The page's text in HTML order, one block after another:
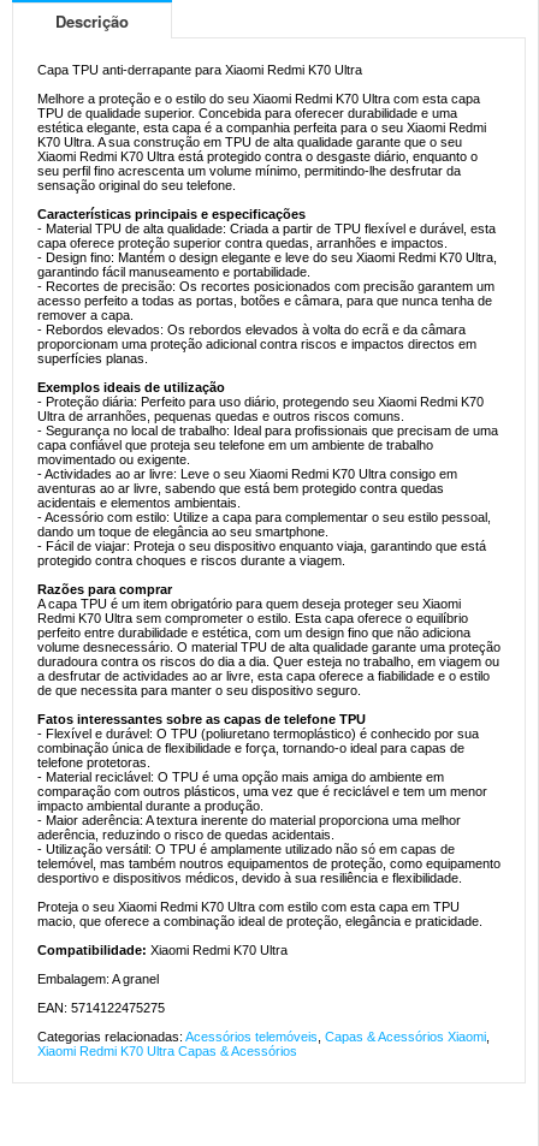
Descrição
Capa TPU anti-derrapante para Xiaomi Redmi K70 Ultra
Melhore a proteção e o estilo do seu Xiaomi Redmi K70 Ultra com esta capa
TPU de qualidade superior. Concebida para oferecer durabilidade e uma
estética elegante, esta capa é a companhia perfeita para o seu Xiaomi Redmi
K70 Ultra. A sua construção em TPU de alta qualidade garante que o seu
Xiaomi Redmi K70 Ultra está protegido contra o desgaste diário, enquanto o
seu perfil fino acrescenta um volume mínimo, permitindo-lhe desfrutar da
sensação original do seu telefone.
Características principais e especificações
- Material TPU de alta qualidade: Criada a partir de TPU flexível e durável, esta
capa oferece proteção superior contra quedas, arranhões e impactos.
- Design fino: Mantém o design elegante e leve do seu Xiaomi Redmi K70 Ultra,
garantindo fácil manuseamento e portabilidade.
- Recortes de precisão: Os recortes posicionados com precisão garantem um
acesso perfeito a todas as portas, botões e câmara, para que nunca tenha de
remover a capa.
- Rebordos elevados: Os rebordos elevados à volta do ecrã e da câmara
proporcionam uma proteção adicional contra riscos e impactos directos em
superfícies planas.
Exemplos ideais de utilização
- Proteção diária: Perfeito para uso diário, protegendo seu Xiaomi Redmi K70
Ultra de arranhões, pequenas quedas e outros riscos comuns.
- Segurança no local de trabalho: Ideal para profissionais que precisam de uma
capa confiável que proteja seu telefone em um ambiente de trabalho
movimentado ou exigente.
- Actividades ao ar livre: Leve o seu Xiaomi Redmi K70 Ultra consigo em
aventuras ao ar livre, sabendo que está bem protegido contra quedas
acidentais e elementos ambientais.
- Acessório com estilo: Utilize a capa para complementar o seu estilo pessoal,
dando um toque de elegância ao seu smartphone.
- Fácil de viajar: Proteja o seu dispositivo enquanto viaja, garantindo que está
protegido contra choques e riscos durante a viagem.
Razões para comprar
A capa TPU é um item obrigatório para quem deseja proteger seu Xiaomi
Redmi K70 Ultra sem comprometer o estilo. Esta capa oferece o equilíbrio
perfeito entre durabilidade e estética, com um design fino que não adiciona
volume desnecessário. O material TPU de alta qualidade garante uma proteção
duradoura contra os riscos do dia a dia. Quer esteja no trabalho, em viagem ou
a desfrutar de actividades ao ar livre, esta capa oferece a fiabilidade e o estilo
de que necessita para manter o seu dispositivo seguro.
Fatos interessantes sobre as capas de telefone TPU
- Flexível e durável: O TPU (poliuretano termoplástico) é conhecido por sua
combinação única de flexibilidade e força, tornando-o ideal para capas de
telefone protetoras.
- Material reciclável: O TPU é uma opção mais amiga do ambiente em
comparação com outros plásticos, uma vez que é reciclável e tem um menor
impacto ambiental durante a produção.
- Maior aderência: A textura inerente do material proporciona uma melhor
aderência, reduzindo o risco de quedas acidentais.
- Utilização versátil: O TPU é amplamente utilizado não só em capas de
telemóvel, mas também noutros equipamentos de proteção, como equipamento
desportivo e dispositivos médicos, devido à sua resiliência e flexibilidade.
Proteja o seu Xiaomi Redmi K70 Ultra com estilo com esta capa em TPU
macio, que oferece a combinação ideal de proteção, elegância e praticidade.
Compatibilidade: Xiaomi Redmi K70 Ultra
Embalagem: A granel
EAN: 5714122475275
Categorias relacionadas: Acessórios telemóveis Capas & Acessórios Xiaomi
Xiaomi Redmi K70 Ultra Capas & Acessórios